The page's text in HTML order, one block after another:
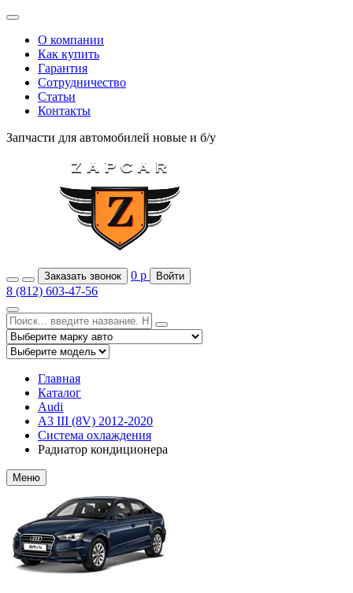
О компании
Как купить
Гарантия
Сотрудничество
Статьи
Контакты
Запчасти для автомобилей новые и б/у
Заказать звонок 0 р Войти
8 (812) 603-47-56
Главная
Каталог
Audi
A3 III (8V) 2012-2020
Система охлаждения
Радиатор кондиционера
Меню